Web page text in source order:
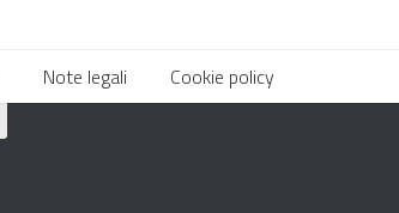
Note legali Cookie policy